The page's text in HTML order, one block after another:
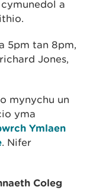
a
5pm tan 8pm,
Jones,
mynychu un
yma
Ymlaen
. Nifer
Coleg